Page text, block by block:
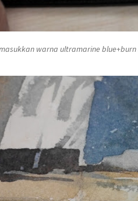
warnaultramarine blue+burn